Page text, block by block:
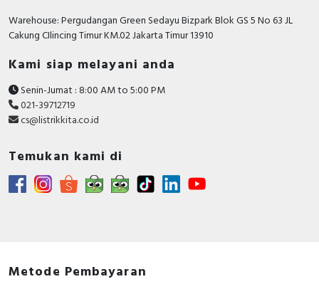
Warehouse: Pergudangan Green Sedayu Bizpark Blok GS 5 No 63 JL
Cakung CIlincing Timur KM.02 Jakarta Timur 13910
Kami siap melayani anda
Senin-Jumat : 8:00 AM to 5:00 PM
021-39712719
cs@listrikkita.co.id
Temukan kami di
Metode Pembayaran